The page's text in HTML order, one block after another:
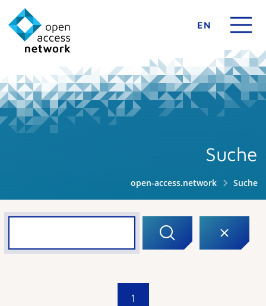
EN
Suche
open-access.network Suche
1